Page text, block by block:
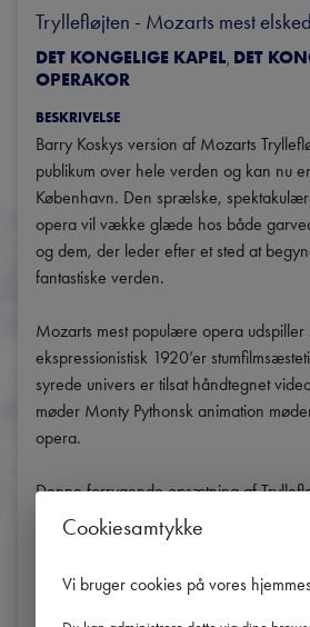
Tryllefløjten - Mozarts mest
DET KONGELIGE KAPEL, DET
OPERAKOR
BESKRIVELSE
Barry Koskys version af Mozarts
publikum over hele verden og kan nu
København. Den sprælske,
opera vil vække glæde hos både
og dem, der leder efter et sted at
fantastiske verden.
Mozarts mest populære opera udspiller
ekspressionistisk 1920’er
syrede univers er tilsat håndtegnet
møder Monty Pythonsk animation
opera.
Denne forrygende opsætning af
bredt publikum siden premieren på
og takket være et enestående
i København.
Cookiesamtykke
Vi bruger cookies på vores